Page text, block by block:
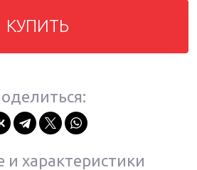
КУПИТЬ
и характеристики